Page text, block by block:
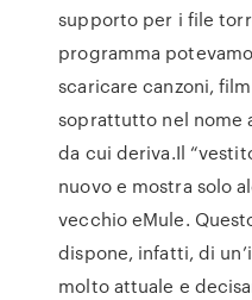
supporto per i file
programma
scaricare canzoni,
soprattutto nel nome
da cui deriva.Il
nuovo e mostra solo
vecchio eMule.
dispone, infatti, di
molto attuale e